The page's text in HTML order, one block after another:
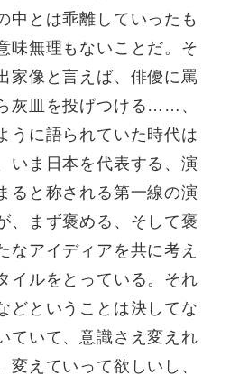
中とは乖離していったも
味無理もないことだ。そ
家像と言えば、俳優に罵
灰皿を投げつける……、
うに語られていた時代は
いま日本を代表する、演
ると称される第一線の演
、まず褒める、そして褒
なアイディアを共に考え
イルをとっている。それ
どということは決してな
ていて、意識さえ変えれ
変えていって欲しいし、